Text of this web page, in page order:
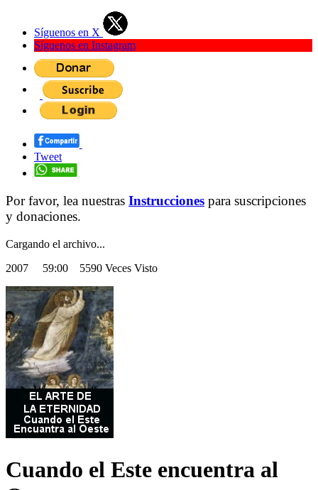
Síguenos en X
Síguenos en Instagram
Tweet
Por favor, lea nuestras Instrucciones para suscripciones
y donaciones.
Cargando el archivo...
2007 59:00 5590 Veces Visto
Cuando el Este encuentra al